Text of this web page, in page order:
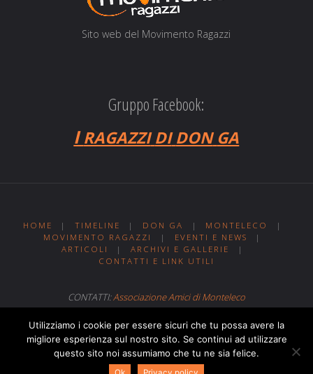
Sito web del Movi­men­to Ragazzi
Gruppo Facebook:
IRAGAZZI DI DON GA
HOME | TIMELINE | DON GA | MONTELECO
|
MOVIMENTO RAGAZZI
| EVENTI E NEWS
|
ARTICOLI
| ARCHIVI E GALLERIE
|
CONTATTI E LINK UTILI
CONTATTI:Associazione Amici di Monteleco
Powered byFluida&WordPress.
Utilizziamo i cookie per essere sicuri che tu possa avere la
migliore esperienza sul nostro sito. Se continui ad utilizzare
questo sito noi assumiamo che tu ne sia felice.